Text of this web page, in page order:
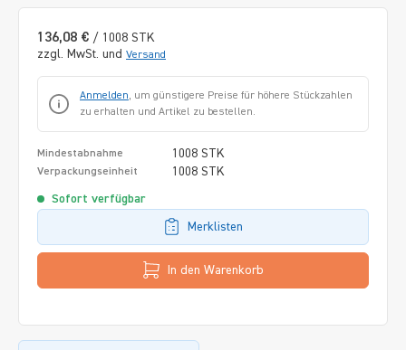
136,08 € / 1008 STK
zzgl. MwSt. und Versand
Anmelden, um günstigere Preise für höhere Stückzahlen
zu erhalten und Artikel zu bestellen.
Mindestabnahme 1008 STK
Verpackungseinheit 1008 STK
Sofort verfügbar
Merklisten
In den Warenkorb